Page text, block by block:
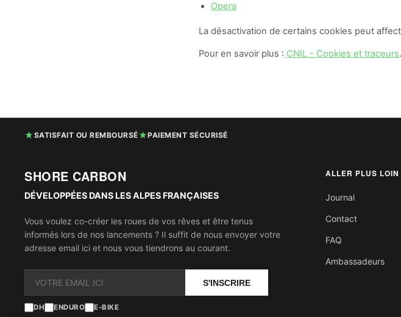
Opera
La désactivation de certains cookies peut
Pour en savoir plus : CNIL - Cookies et traceurs.
★SATISFAIT OU REMBOURSÉ ★PAIEMENT SÉCURISÉ
SHORE CARBON
DÉVELOPPÉES DANS LES ALPES FRANÇAISES
Vous voulez co-créer les roues de vos rêves et être tenus
informés lors de nos lancements ? Il suffit de nous envoyer votre
adresse email ici et nous vous tiendrons au courant.
S'INSCRIRE
DH ENDURO E-BIKE
ALLER PLUS LOIN
Journal
Contact
FAQ
Ambassadeurs